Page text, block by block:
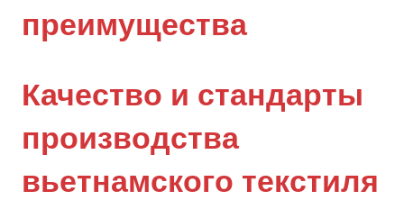
преимущества
Качество и стандарты
производства
вьетнамского текстиля